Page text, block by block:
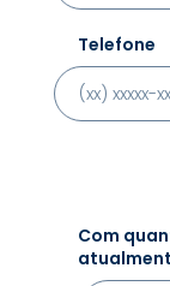
Telefone
Com